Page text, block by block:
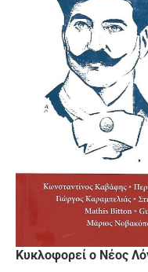
Κυκλοφορεί ο Νέος